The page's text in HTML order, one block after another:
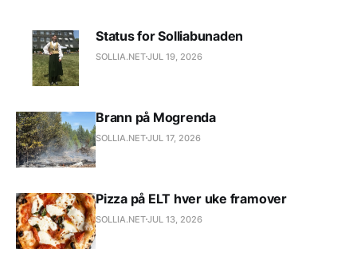
Status for Solliabunaden
SOLLIA.NETJUL 19, 2026
Brann på Mogrenda
SOLLIA.NETJUL 17, 2026
Pizza på ELT hver uke framover
SOLLIA.NETJUL 13, 2026